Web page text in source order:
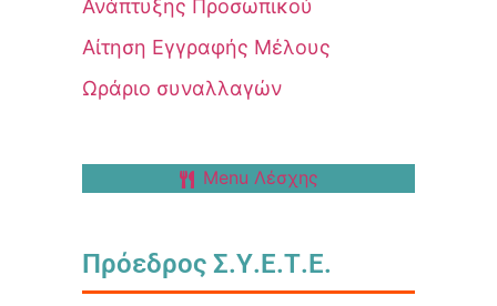
Ανάπτυξης Προσωπικού
Αίτηση Εγγραφής Μέλους
Ωράριο συναλλαγών
Menu Λέσχης
Πρόεδρος Σ.Υ.Ε.Τ.Ε.